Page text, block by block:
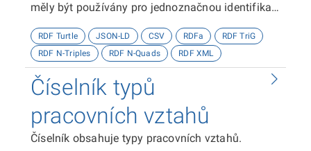
měly být používány pro jednoznačnou identifikaci
RDF Turtle JSON-LD CSV RDFa
RDF TriG
RDF N-Triples
RDF N-Quads RDF XML
Číselník typů
pracovních vztahů
Číselník obsahuje typy pracovních vztahů.